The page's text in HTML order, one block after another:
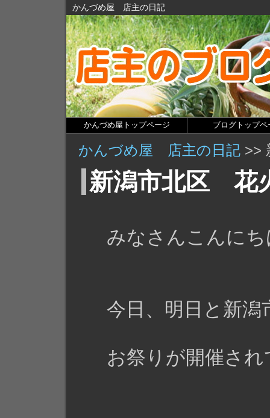
かんづめ屋 店主の日記
かんづめ屋 店主の日記 >>
新潟市北区 花
みなさんこんにち
今日、明日と新
お祭りが開催され
かんづめ屋トップページ ブログトップペ